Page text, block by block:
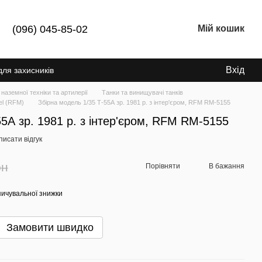
(096) 045-85-02 Мій кошик
захисників Вхід
техніки та артилерії
Танки та винищувачі танків
(RFM)
Збірна модель 1/35 Т-55А зр. 1981 р. з інтер'єром, RFM RM-5155
зр. 1981 р. з інтер'єром, RFM RM-5155
відгук
Порівняти В бажання
знижки
Замовити швидко